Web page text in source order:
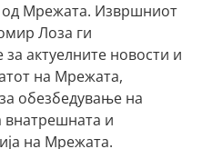
од Мрежата. Извршниот
Лоза ги
актуелните новости и
на Мрежата,
обезбедување на
внатрешната и
на Мрежата.